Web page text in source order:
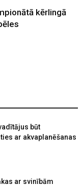
kērlingā
būt
ar akvaplanēšanas
ar svinībām